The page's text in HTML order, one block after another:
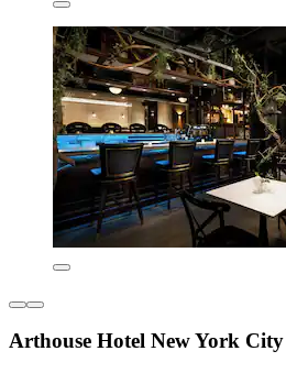
Arthouse Hotel New York City